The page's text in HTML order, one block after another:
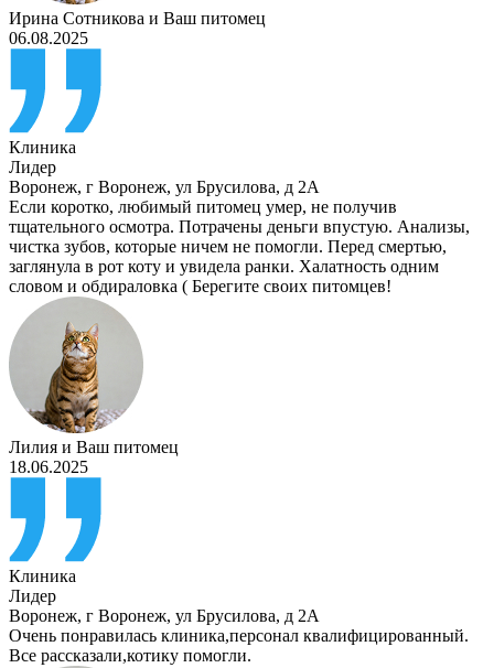
Ирина Сотникова и Ваш питомец
06.08.2025
Клиника
Лидер
Воронеж, г Воронеж, ул Брусилова, д 2А
Если коротко, любимый питомец умер, не получив
тщательного осмотра. Потрачены деньги впустую. Анализы,
чистка зубов, которые ничем не помогли. Перед смертью,
заглянула в рот коту и увидела ранки. Халатность одним
словом и обдираловка ( Берегите своих питомцев!
Лилия и Ваш питомец
18.06.2025
Клиника
Лидер
Воронеж, г Воронеж, ул Брусилова, д 2А
Очень понравилась клиника,персонал квалифицированный.
Все рассказали,котику помогли.